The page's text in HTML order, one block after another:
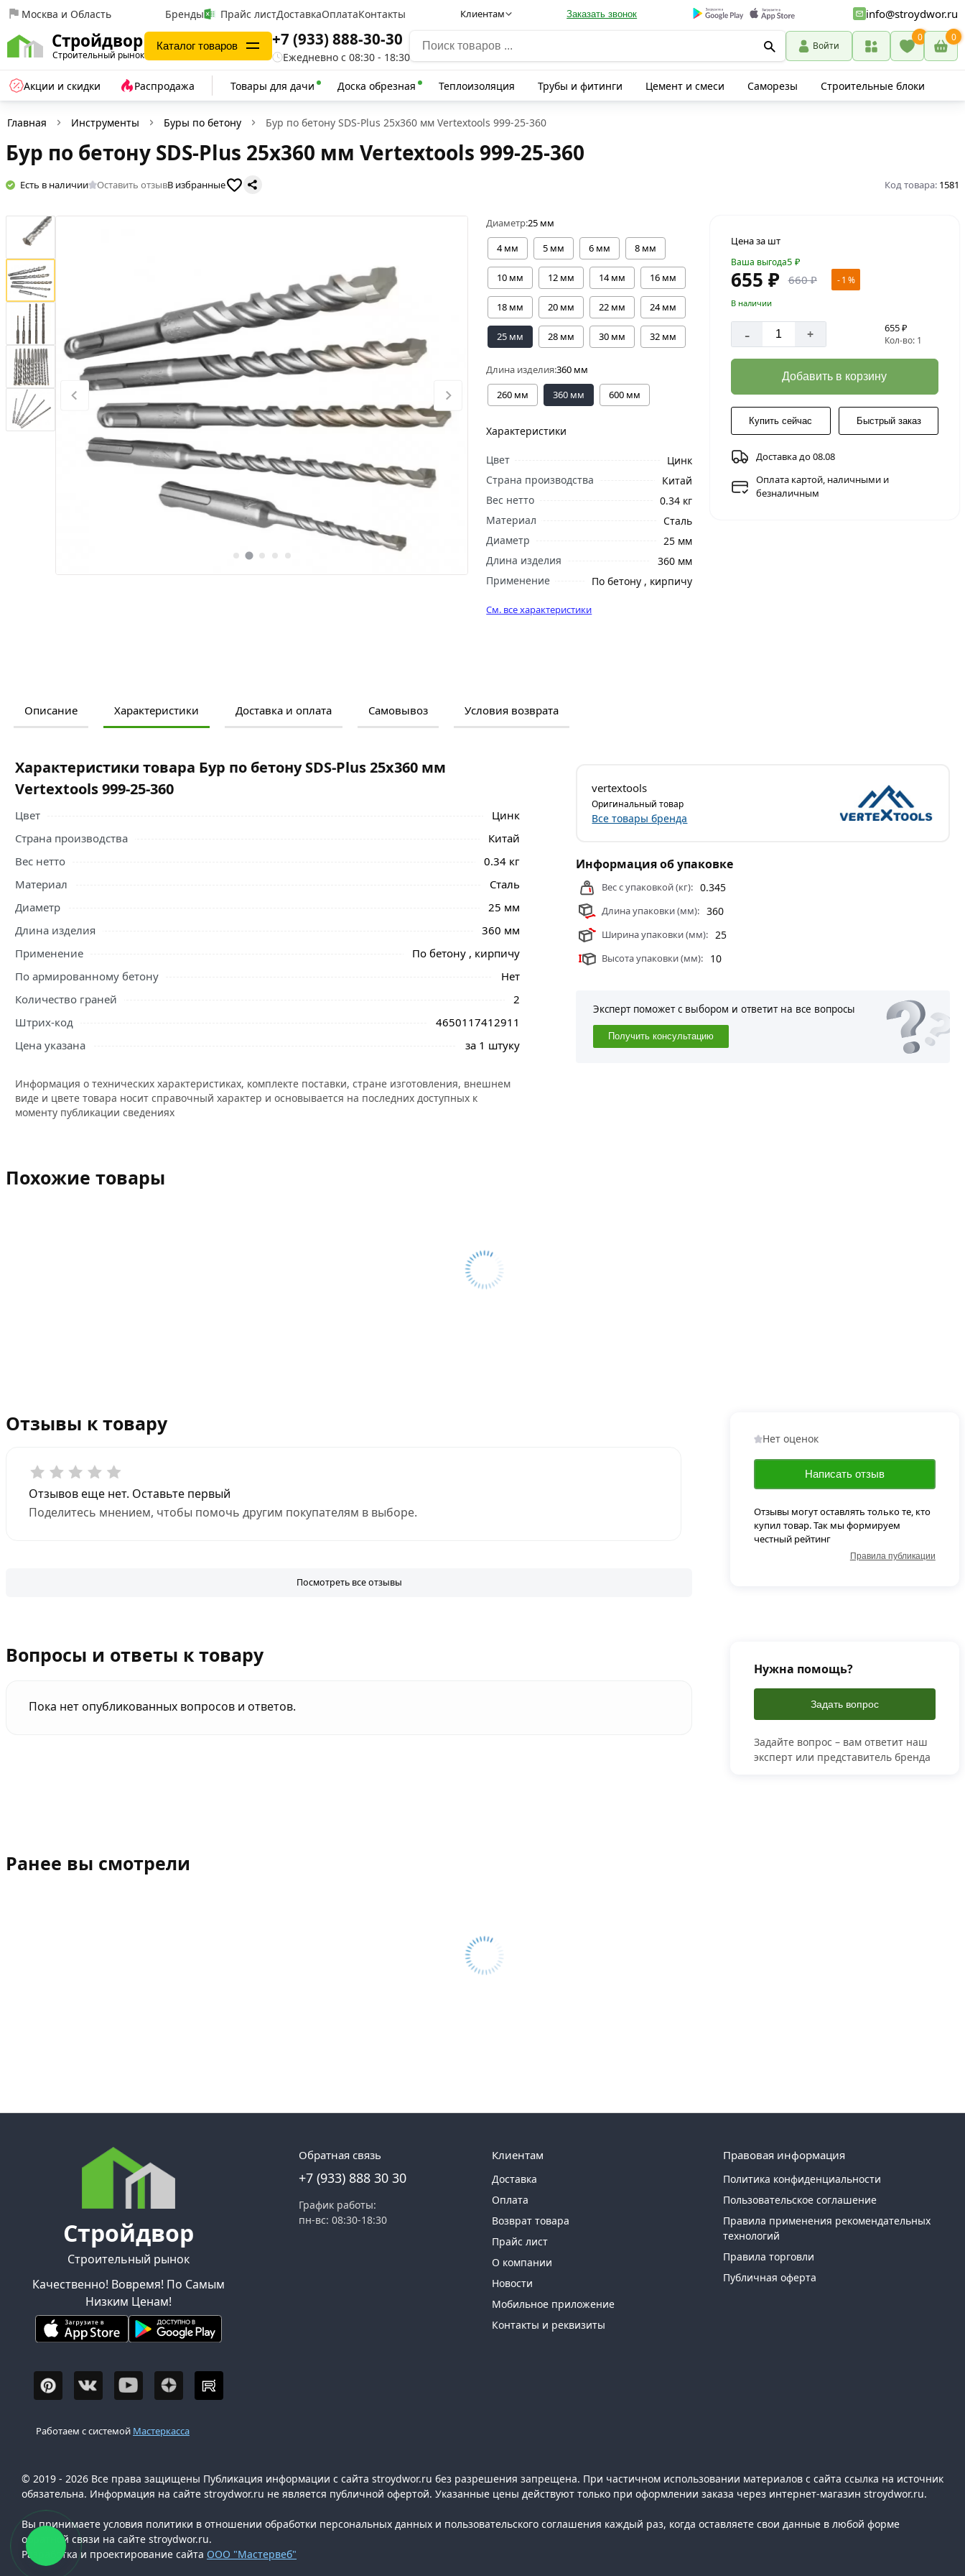
Москва и Область Бренды Прайс листДоставкаОплатаКонтакты Клиентам Заказать звонок info@stroydwor.ru
Стройдвор
Строительный рынок
Каталог товаров +7 (933) 888-30-30
Ежедневно с 08:30 - 18:30
Войти
0 0
Акции и скидки Распродажа Товары для дачи Доска обрезная Теплоизоляция Трубы и фитинги Цемент и смеси Саморезы Строительные блоки
Главная Инструменты Буры по бетону Бур по бетону SDS-Plus 25х360 мм Vertextools 999-25-360
Бур по бетону SDS-Plus 25х360 мм Vertextools 999-25-360
Есть в наличии Оставить отзывВ избранные Код товара: 1581
Диаметр:25 мм
4 мм
5 мм 6 мм 8 мм
10 мм 12 мм 14 мм 16 мм
18 мм 20 мм 22 мм 24 мм
25 мм 28 мм 30 мм 32 мм
Длина изделия:360 мм
260 мм
360 мм 600 мм
Характеристики
Цвет
Цинк
Страна производства
Китай
Вес нетто
0.34 кг
Материал
Сталь
Диаметр
25 мм
Длина изделия
360 мм
Применение
По бетону , кирпичу
См. все характеристики
Цена за шт
Ваша выгода5 ₽
655 ₽ 660 ₽ - 1 %
В наличии
- + 655 ₽
Кол-во: 1
Добавить в корзину
Купить сейчас Быстрый заказ
Доставка до 08.08
Оплата картой, наличными и
безналичным
Описание Характеристики Доставка и оплата Самовывоз Условия возврата
Ознакомьтесь с подробными характеристиками, описанием и отзывами о товаре, чтобы сделать
Условия доставки и цены на товар Бур по бетону SDS-Plus 25х360 мм Vertextools 999-25-360 из
категорииБуры по бетонудействительны в Москве и области.
Характеристики товара Бур по бетону SDS-Plus 25х360 мм
Vertextools 999-25-360
Цвет
Цинк
Страна производства
Китай
Вес нетто
0.34 кг
Материал
Сталь
Диаметр
25 мм
Длина изделия
360 мм
Применение
По бетону , кирпичу
По армированному бетону
Нет
Количество граней
2
Штрих-код
4650117412911
Цена указана
за 1 штуку
Информация о технических характеристиках, комплекте поставки, стране изготовления, внешнем
виде и цвете товара носит справочный характер и основывается на последних доступных к
моменту публикации сведениях
vertextools
Оригинальный товар
Все товары бренда
Информация об упаковке
Вес с упаковкой (кг): 0.345
Длина упаковки (мм): 360
Ширина упаковки (мм): 25
Высота упаковки (мм): 10
Эксперт поможет с выбором и ответит на все вопросы
Получить консультацию
Похожие товары
Отзывы к товару
Отзывов еще нет. Оставьте первый
Поделитесь мнением, чтобы помочь другим покупателям в выборе.
Посмотреть все отзывы
Нет оценок
Написать отзыв
Отзывы могут оставлять только те, кто
купил товар. Так мы формируем
честный рейтинг
Правила публикации
Вопросы и ответы к товару
Пока нет опубликованных вопросов и ответов.
Нужна помощь?
Задать вопрос
Задайте вопрос – вам ответит наш
эксперт или представитель бренда
Ранее вы смотрели
Стройдвор
Строительный рынок
Качественно! Вовремя! По Самым
Низким Ценам!
Обратная связь
+7 (933) 888 30 30
График работы:
пн-вс: 08:30-18:30
Клиентам
Доставка
Оплата
Возврат товара
Прайс лист
О компании
Новости
Мобильное приложение
Контакты и реквизиты
Правовая информация
Политика конфиденциальности
Пользовательское соглашение
Правила применения рекомендательных
технологий
Правила торговли
Публичная оферта
Работаем с системой Мастеркасса
© 2019 - 2026 Все права защищены Публикация информации с сайта stroydwor.ru без разрешения запрещена. При частичном использовании материалов с сайта ссылка на источник
обязательна. Информация на сайте stroydwor.ru не является публичной офертой. Указанные цены действуют только при оформлении заказа через интернет-магазин stroydwor.ru.
Вы принимаете условия политики в отношении обработки персональных данных и пользовательского соглашения каждый раз, когда оставляете свои данные в любой форме
обратной связи на сайте stroydwor.ru.
Разработка и проектирование сайта ООО "Мастервеб"